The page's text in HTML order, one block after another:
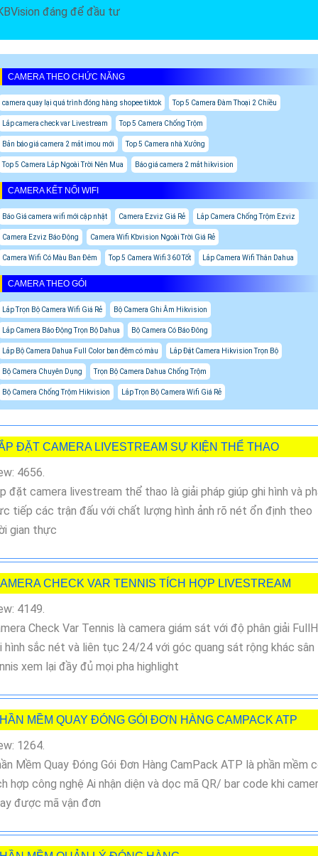
đáng để đầu tư
CAMERA THEO CHỨC NĂNG
camera quay lại quá trình đóng hàng shopee tiktok Top 5 Camera Đàm Thoại 2 Chiều
Lắp camera check var Livestream Top 5 Camera Chống Trộm
Bản báo giá camera 2 mắt imou mới Top 5 Camera nhà Xưởng
Top 5 Camera Lắp Ngoài Trời Nên Mua Báo giá camera 2 mắt hikvision
CAMERA KẾT NỐI WIFI
Báo Giá camera wifi mới cập nhật Camera Ezviz Giá Rẻ Lắp Camera Chống Trộm Ezviz
Camera Ezviz Báo Động Camera Wifi Kbvision Ngoài Trời Giá Rẻ
Camera Wifi Có Màu Ban Đêm Top 5 Camera Wifi 360 Tốt Lắp Camera Wifi Thân Dahua
CAMERA THEO GÓI
Lắp Trọn Bộ Camera Wifi Giá Rẻ Bộ Camera Ghi Âm Hikvision
Lắp Camera Báo Động Trọn Bộ Dahua Bộ Camera Có Báo Đông
Lắp Bộ Camera Dahua Full Color ban đêm có màu Lắp Đặt Camera Hikvision Trọn Bộ
Bộ Camera Chuyên Dụng Trọn Bộ Camera Dahua Chống Trộm
Bộ Camera Chống Trộm Hikvision Lắp Trọn Bộ Camera Wifi Giá Rẻ
ĐẶT CAMERA LIVESTREAM SỰ KIỆN THỂ THAO
4656.
đặt camera livestream thể thao là giải pháp giúp ghi hình và
tiếp các trận đấu với chất lượng hình ảnh rõ nét ổn định theo
gian thực
CHECK VAR TENNIS TÍCH HỢP LIVESTREAM
4149.
Check Var Tennis là camera giám sát với độ phân giải
hình sắc nét và liên tục 24/24 với góc quang sát rộng khác sân
xem lại đầy đủ mọi pha highlight
MỀM QUAY ĐÓNG GÓI ĐƠN HÀNG CAMPACK ATP
1264.
Mềm Quay Đóng Gói Đơn Hàng CamPack ATP là phần mềm
hợp công nghệ Ai nhận diện và dọc mã QR/ bar code khi
được mã vận đơn